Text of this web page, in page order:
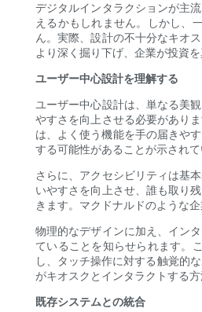
デジタルインタラクションが主
えるかもしれません。しかし、
ん。実際、設計の不十分なキオ
より深く掘り下げ、企業が投資
ユーザー中心設計を理解する
ユーザー中心設計は、単なる美
やすさを向上させる必要があり
は、よく使う機能を手の届きや
する可能性があることが示され
さらに、アクセシビリティは基
いやすさを向上させ、誰も取り
きます。マクドナルドのような
物理的なデザインに加え、イン
ていることを知らせられます。
し、タッチ操作に対する触覚的
がキオスクとインタラクトする
既存システムとの統合